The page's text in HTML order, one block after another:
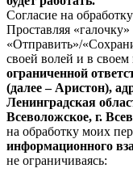
Согласие на
Проставляя
«Отправить»/
своей волей и в своем
ограниченной
(далее – Аристон),
Ленинградская
Всеволожское, г.
на обработку моих
информационного
не ограничиваясь: